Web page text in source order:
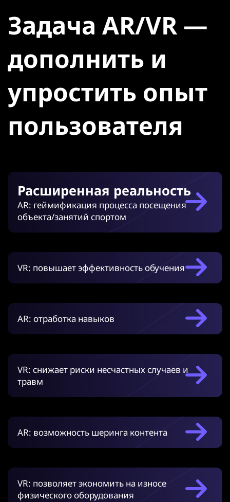
Задача AR/VR —
дополнить и
упростить опыт
пользователя
Расширенная реальность
AR: геймификация процесса посещения
объекта/занятий спортом
VR: повышает эффективность обучения
AR: отработка навыков
VR: снижает риски несчастных случаев и
травм
AR: возможность шеринга контента
VR: позволяет экономить на износе
физического оборудования